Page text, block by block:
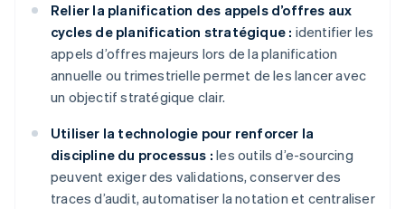
Relier la planification des appels d’offres aux
cycles de planification stratégique : identifier les
appels d’offres majeurs lors de la planification
annuelle ou trimestrielle permet de les lancer avec
un objectif stratégique clair.
Utiliser la technologie pour renforcer la
discipline du processus : les outils d’e-sourcing
peuvent exiger des validations, conserver des
traces d’audit, automatiser la notation et centraliser